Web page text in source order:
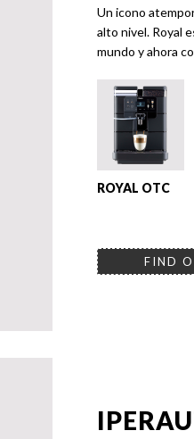
Un icono
alto nivel. Royal
mundo y ahora
ROYAL OTC
FIND